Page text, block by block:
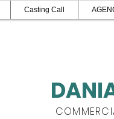
Casting Call